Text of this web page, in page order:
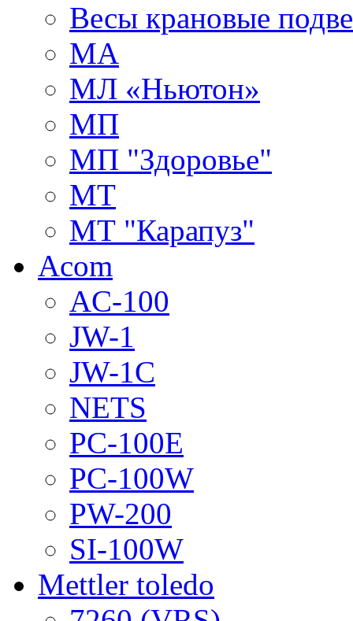
Весы крановые
МА
МЛ «Ньютон»
МП
МП "Здоровье"
МТ
МТ "Карапуз"
Acom
AC-100
JW-1
JW-1C
NETS
PC-100E
PC-100W
PW-200
SI-100W
Mettler toledo